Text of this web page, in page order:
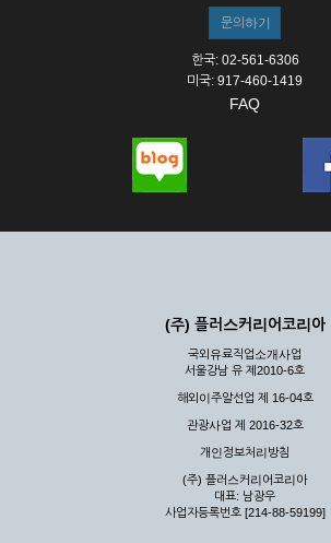
한국: 02-561-6306
미국: 917-460-1419
FAQ
(주) 플러스커리어코리아
국외유료직업소개사업
서울강남 유 제2010-6호
해외이주알선업 제 16-04호
관광사업 제 2016-32호
개인정보처리방침
(주) 플러스커리어코리아
대표: 남광우
사업자등록번호 [214-88-59199]